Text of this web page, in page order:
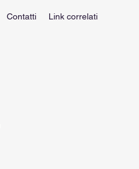
Contatti Link correlati